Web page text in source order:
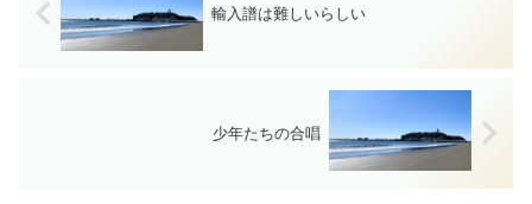
輸入譜は難しいらしい
少年たちの合唱